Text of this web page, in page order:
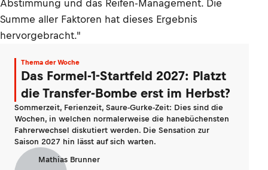
Abstimmung und das Reifen-Management. Die
Summe aller Faktoren hat dieses Ergebnis
hervorgebracht."
Thema der Woche
Das Formel-1-Startfeld 2027: Platzt
die Transfer-Bombe erst im Herbst?
Sommerzeit, Ferienzeit, Saure-Gurke-Zeit: Dies sind die
Wochen, in welchen normalerweise die hanebüchensten
Fahrerwechsel diskutiert werden. Die Sensation zur
Saison 2027 hin lässt auf sich warten.
Mathias Brunner